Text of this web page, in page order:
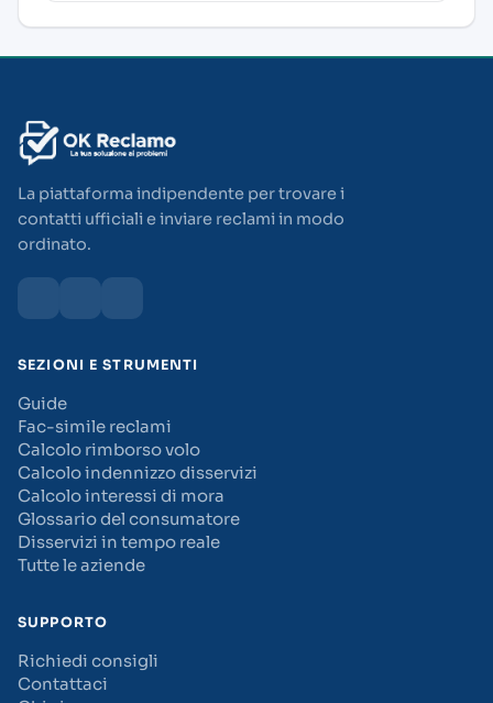
La piattaforma indipendente per trovare i
contatti ufficiali e inviare reclami in modo
ordinato.
SEZIONI E STRUMENTI
Guide
Fac-simile reclami
Calcolo rimborso volo
Calcolo indennizzo disservizi
Calcolo interessi di mora
Glossario del consumatore
Disservizi in tempo reale
Tutte le aziende
SUPPORTO
Richiedi consigli
Contattaci